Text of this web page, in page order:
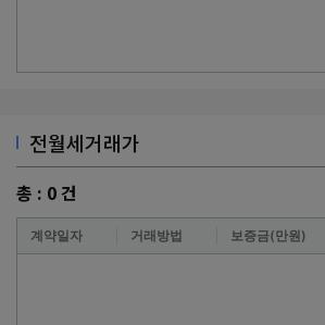
전월세거래가
총 : 0건
계약일자 거래방법 보증금(만원)